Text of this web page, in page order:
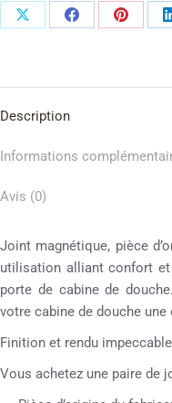
Description
Informations
Avis (0)
Joint magnétique, pièce
utilisation alliant confort
porte de cabine de
votre cabine de douche
Finition et rendu
Vous achetez une paire de